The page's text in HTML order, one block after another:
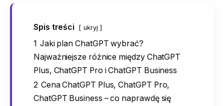
Spis treści ukryj
1 Jaki plan ChatGPT wybrać?
Najważniejsze różnice między ChatGPT
Plus, ChatGPT Pro i ChatGPT Business
2 Cena ChatGPT Plus, ChatGPT Pro,
ChatGPT Business – co naprawdę się